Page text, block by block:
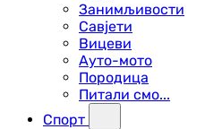
Занимљивости
Савјети
Вицеви
Ауто-мото
Породица
Питали смо...
Спорт